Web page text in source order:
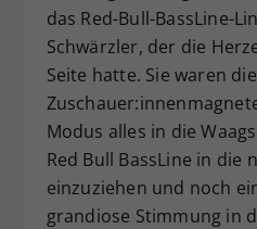
das Red-Bull-BassLine-
Schwärzler, der die
Seite hatte. Sie waren die
Modus alles in die
Red Bull BassLine in die
einzuziehen und noch
grandiose Stimmung in